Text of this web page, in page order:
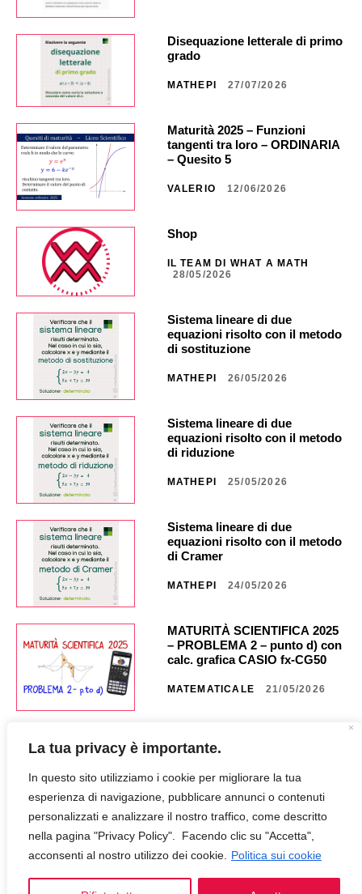
La tua privacy è importante.
In questo sito utilizziamo i cookie per migliorare la tua
esperienza di navigazione, pubblicare annunci o contenuti
personalizzati e analizzare il nostro traffico, come descritto
nella pagina "Privacy Policy". Facendo clic su "Accetta",
acconsenti al nostro utilizzo dei cookie.
Politica sui cookie
Disequazione letterale di primo
grado
MATHEPI 27/07/2026
Maturità 2025 – Funzioni
tangenti tra loro – ORDINARIA
– Quesito 5
VALERIO 12/06/2026
Shop
IL TEAM DI WHAT A MATH
28/05/2026
Sistema lineare di due
equazioni risolto con il metodo
di sostituzione
MATHEPI 26/05/2026
Sistema lineare di due
equazioni risolto con il metodo
di riduzione
MATHEPI 25/05/2026
Sistema lineare di due
equazioni risolto con il metodo
di Cramer
MATHEPI 24/05/2026
MATURITÀ SCIENTIFICA 2025
– PROBLEMA 2 – punto d) con
calc. grafica CASIO fx-CG50 _
MATEMATICALE 21/05/2026
– PROBLEMA 2 – punto c) con
NA35 _ CG849
MATEMATICALE 18/05/2026
MATURITÀ SCIENTIFICA 2025
– PROBLEMA 2 – punto b) con
NA30 _ CG847